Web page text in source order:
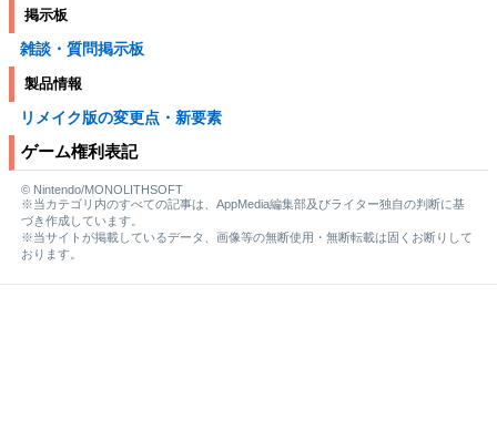
掲示板
雑談・質問掲示板
製品情報
リメイク版の変更点・新要素
ゲーム権利表記
© Nintendo/MONOLITHSOFT
※当カテゴリ内のすべての記事は、AppMedia編集部及びライター独自の判断に基
づき作成しています。
※当サイトが掲載しているデータ、画像等の無断使用・無断転載は固くお断りして
おります。